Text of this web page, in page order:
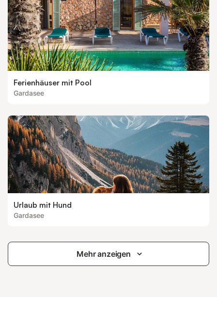
Ferienhäuser mit Pool
Gardasee
Urlaub mit Hund
Gardasee
Mehr anzeigen